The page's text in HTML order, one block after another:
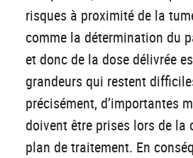
risques à proximité de la
comme la détermination du
et donc de la dose délivrée
grandeurs qui restent
précisément, d’importantes
doivent être prises lors de la
plan de traitement. En